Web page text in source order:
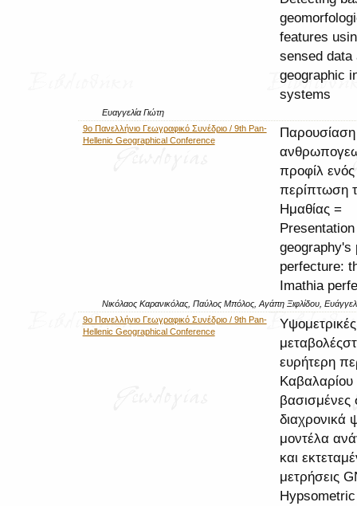
features
sensed data
geographic
systems
Ευαγγελία Γιώτη
9ο Πανελλήνιο Γεωγραφικό Συνέδριο / 9th Pan-
Hellenic Geographical Conference
Παρουσίαση
προφίλ
περίπτωση
Ημαθίας =
geography's
perfecture:
Imathia
Νικόλαος Καρανικόλας, Παύλος Μπόλος, Αγάπη Ξιφλίδου,
9ο Πανελλήνιο Γεωγραφικό Συνέδριο / 9th Pan-
Hellenic Geographical Conference
Υψομετρικές
ευρήτερη
Καβαλαρίου
βασισμένες
διαχρονικά
μοντέλα
και
μετρήσεις